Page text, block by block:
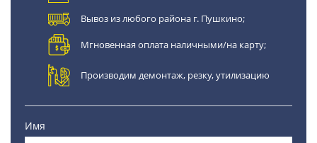
Вывоз из любого района г. Пушкино;
Мгновенная оплата наличными/на карту;
Производим демонтаж, резку, утилизацию
Имя